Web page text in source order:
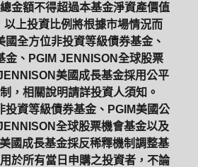
金額不得超過本基金淨資產價值
以上投資比例將根據市場情況而
國全方位非投資等級債券基金、
金、PGIM JENNISON全球股票
美國成長基金採用公平
，相關說明請詳投資人須知。
投資等級債券基金、PGIM美國公
全球股票機會基金以及
國成長基金採反稀釋機制調整基
於所有當日申購之投資者，不論